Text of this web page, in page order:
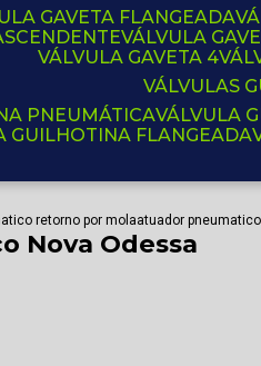
GAVETA FLANGEADA
VÁLVULA
VÁLVULA GAVETA 4
VÁLVULAS
PNEUMÁTICA VÁLVULA
GUILHOTINA FLANGEADA
retorno por molaatuador
Nova Odessa